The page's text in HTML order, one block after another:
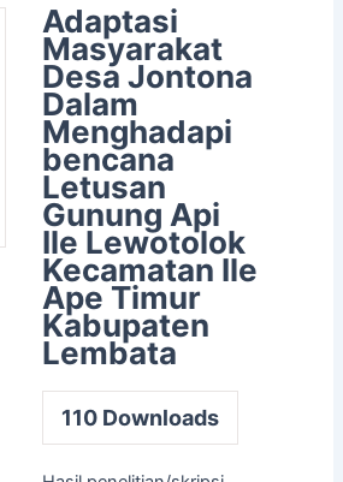
Adaptasi
Masyarakat
Desa Jontona
Dalam
Menghadapi
bencana
Letusan
Gunung Api
Ile Lewotolok
Kecamatan Ile
Ape Timur
Kabupaten
Lembata
110Downloads